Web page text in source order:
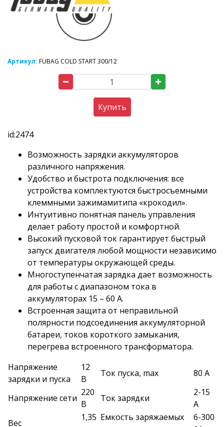
Артикул: FUBAG COLD START 300/12
Купить
id:2474
Возможность зарядки аккумуляторов
различного напряжения.
Удобство и быстрота подключения: все
устройства комплектуются быстросъемными
клеммными зажимамитипа «крокодил».
Интуитивно понятная панель управления
делает работу простой и комфортной.
Высокий пусковой ток гарантирует быстрый
запуск двигателя любой мощности независимо
от температуры окружающей среды.
Многоступенчатая зарядка дает возможность
для работы с диапазоном тока в
аккумуляторах 15 – 60 А.
Встроенная защита от неправильной
полярности подсоединения аккумуляторной
батареи, токов короткого замыкания,
перегрева встроенного трансформатора.
Напряжение
зарядки и пуска
12
В
Ток пуска, max 80 А
Напряжение сети
220
В
Ток зарядки
2-15
А
Вес
1,35 Емкость заряжаемых
6-300